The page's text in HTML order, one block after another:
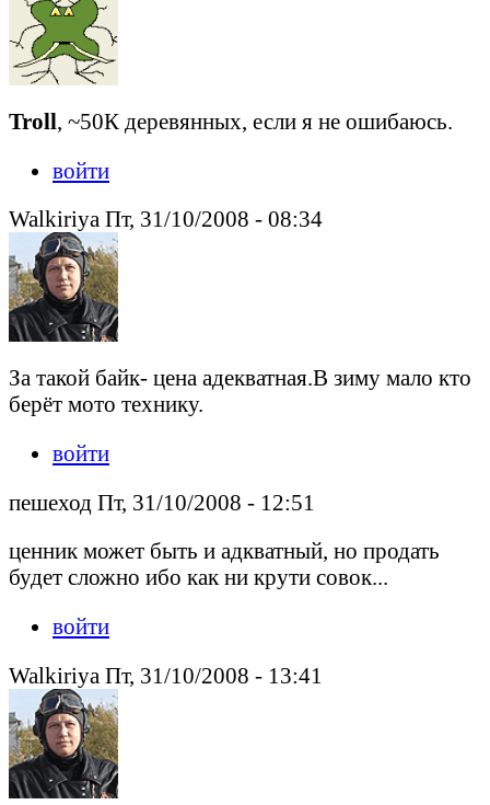
Troll, ~50К деревянных, если я не ошибаюсь.
войти
Walkiriya Пт, 31/10/2008 - 08:34
За такой байк- цена адекватная.В зиму мало кто
берёт мото технику.
войти
пешеход Пт, 31/10/2008 - 12:51
ценник может быть и адкватный, но продать
будет сложно ибо как ни крути совок...
войти
Walkiriya Пт, 31/10/2008 - 13:41